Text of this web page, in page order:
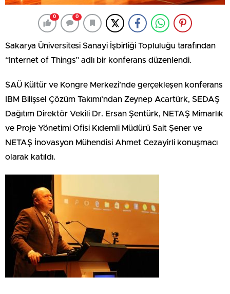
0 0
Sakarya Üniversitesi Sanayi İşbirliği Topluluğu tarafından
“Internet of Things” adlı bir konferans düzenlendi.
SAÜ Kültür ve Kongre Merkezi’nde gerçekleşen konferans
IBM Bilişsel Çözüm Takımı’ndan Zeynep Acartürk, SEDAŞ
Dağıtım Direktör Vekili Dr. Ersan Şentürk, NETAŞ Mimarlık
ve Proje Yönetimi Ofisi Kıdemli Müdürü Sait Şener ve
NETAŞ İnovasyon Mühendisi Ahmet Cezayirli konuşmacı
olarak katıldı.